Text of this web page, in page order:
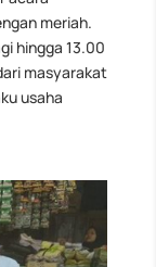
meriah.
hingga 13.00
masyarakat
usaha